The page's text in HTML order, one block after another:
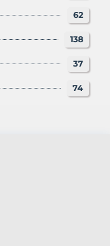
62
138
37
74